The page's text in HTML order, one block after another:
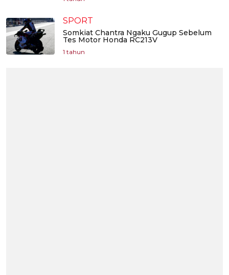
SPORT
Somkiat Chantra Ngaku Gugup Sebelum
Tes Motor Honda RC213V
1 tahun